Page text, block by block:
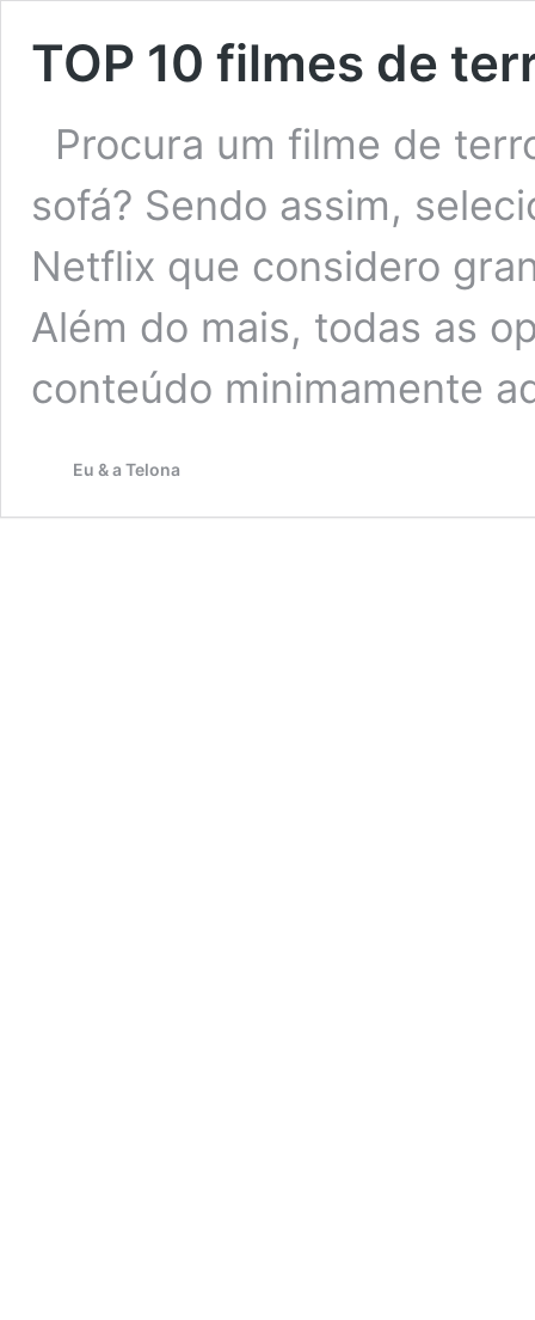
TOP 10 filmes de
Procura um filme de
sofá? Sendo assim,
Netflix que considero
Além do mais, todas as
conteúdo minimamente
Eu & a Telona